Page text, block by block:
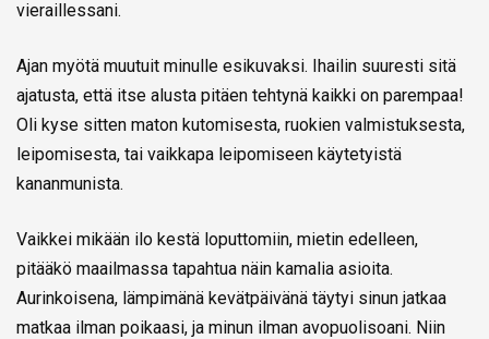
vieraillessani.
Ajan myötä muutuit minulle esikuvaksi. Ihailin suuresti sitä
ajatusta, että itse alusta pitäen tehtynä kaikki on parempaa!
Oli kyse sitten maton kutomisesta, ruokien valmistuksesta,
leipomisesta, tai vaikkapa leipomiseen käytetyistä
kananmunista.
Vaikkei mikään ilo kestä loputtomiin, mietin edelleen,
pitääkö maailmassa tapahtua näin kamalia asioita.
Aurinkoisena, lämpimänä kevätpäivänä täytyi sinun jatkaa
matkaa ilman poikaasi, ja minun ilman avopuolisoani. Niin